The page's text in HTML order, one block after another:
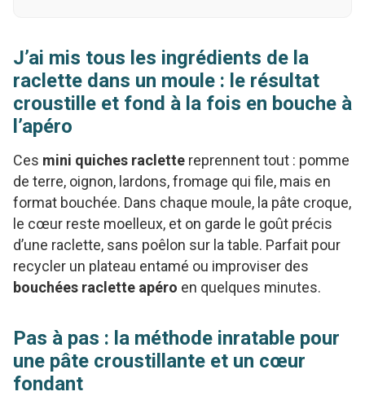
J’ai mis tous les ingrédients de la
raclette dans un moule : le résultat
croustille et fond à la fois en bouche à
l’apéro
Ces mini quiches raclette reprennent tout : pomme
de terre, oignon, lardons, fromage qui file, mais en
format bouchée. Dans chaque moule, la pâte croque,
le cœur reste moelleux, et on garde le goût précis
d’une raclette, sans poêlon sur la table. Parfait pour
recycler un plateau entamé ou improviser des
bouchées raclette apéro en quelques minutes.
Pas à pas : la méthode inratable pour
une pâte croustillante et un cœur
fondant